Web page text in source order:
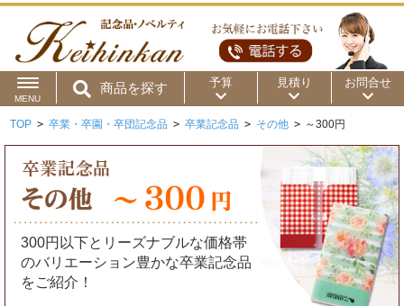
MENU
商品を探す 予算
用途から
商品カテゴリ
価格帯から
～50円 ～100円 ～200円
～500円 ～1,000円
～2,000円 ～5,000円 ～10,000円
～15,000円 ～30,000円
見積り お問合せ
TOP > 卒業・卒園・卒団記念品 > 卒業記念品 > その他 > ～300円
300円以下とリーズナブルな価格帯
のバリエーション豊かな卒業記念品
をご紹介！